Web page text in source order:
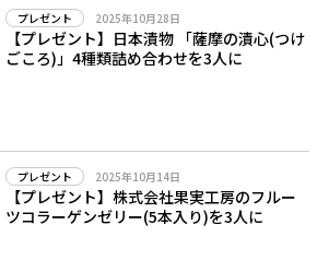
プレゼント 2025年10月28日
【プレゼント】日本漬物 「薩摩の漬心(つけ
ごころ)」4種類詰め合わせを3人に
プレゼント 2025年10月14日
【プレゼント】株式会社果実工房のフルー
ツコラーゲンゼリー(5本入り)を3人に